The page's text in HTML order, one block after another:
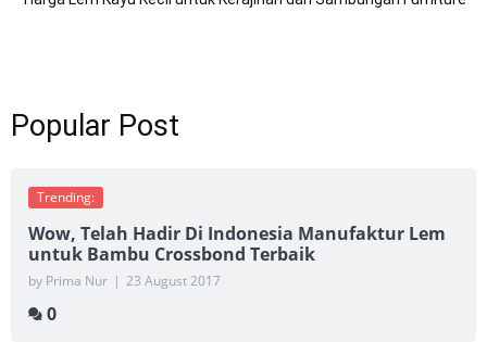
Popular Post
Trending:
Wow, Telah Hadir Di Indonesia Manufaktur Lem
untuk Bambu Crossbond Terbaik
by Prima Nur | 23 August 2017
0